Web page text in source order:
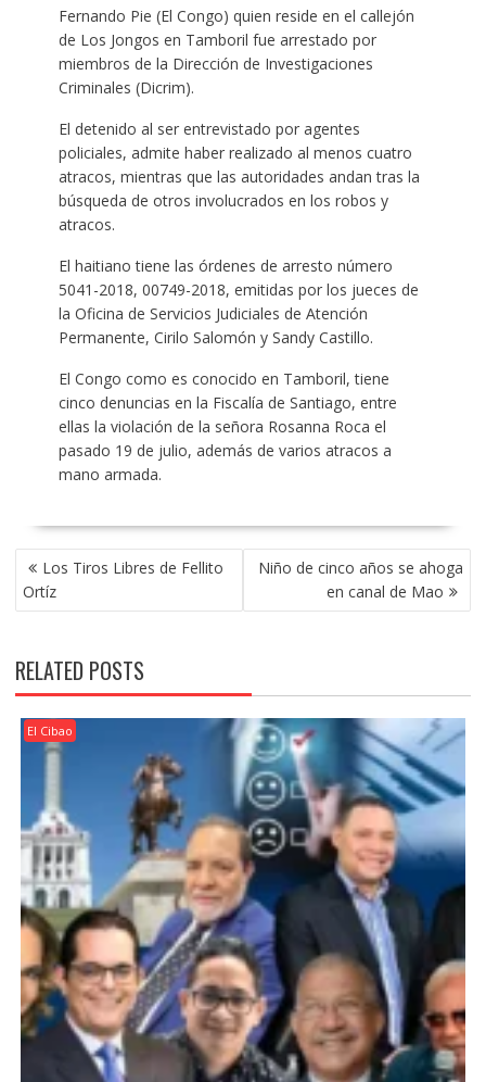
Fernando Pie (El Congo) quien reside en el callejón
de Los Jongos en Tamboril fue arrestado por
miembros de la Dirección de Investigaciones
Criminales (Dicrim).
El detenido al ser entrevistado por agentes
policiales, admite haber realizado al menos cuatro
atracos, mientras que las autoridades andan tras la
búsqueda de otros involucrados en los robos y
atracos.
El haitiano tiene las órdenes de arresto número
5041-2018, 00749-2018, emitidas por los jueces de
la Oficina de Servicios Judiciales de Atención
Permanente, Cirilo Salomón y Sandy Castillo.
El Congo como es conocido en Tamboril, tiene
cinco denuncias en la Fiscalía de Santiago, entre
ellas la violación de la señora Rosanna Roca el
pasado 19 de julio, además de varios atracos a
mano armada.
POST
NAVIGATION
Los Tiros Libres de Fellito
Ortíz
Niño de cinco años se ahoga
en canal de Mao
RELATED POSTS
El Cibao